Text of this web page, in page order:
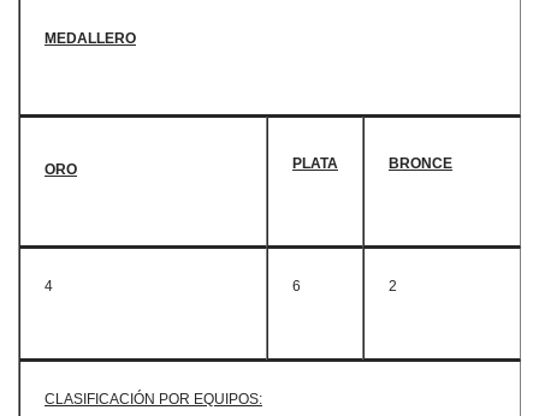
MEDALLERO
ORO PLATA BRONCE
4 6 2
CLASIFICACIÓN POR EQUIPOS: